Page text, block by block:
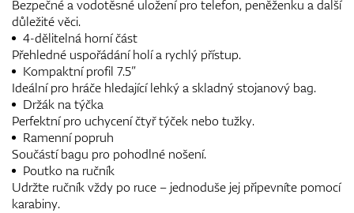
Bezpečné a vodotěsné uložení pro telefon, peněženku a další
důležité věci.
4-dělitelná horní část
Přehledné uspořádání holí a rychlý přístup.
Kompaktní profil 7.5”
Ideální pro hráče hledající lehký a skladný stojanový bag.
Držák na týčka
Perfektní pro uchycení čtyř týček nebo tužky.
Ramenní popruh
Součástí bagu pro pohodlné nošení.
Poutko na ručník
Udržte ručník vždy po ruce – jednoduše jej připevníte pomocí
karabiny.